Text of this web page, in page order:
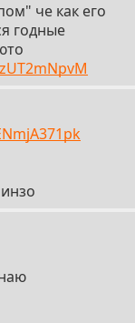
че как его
годные